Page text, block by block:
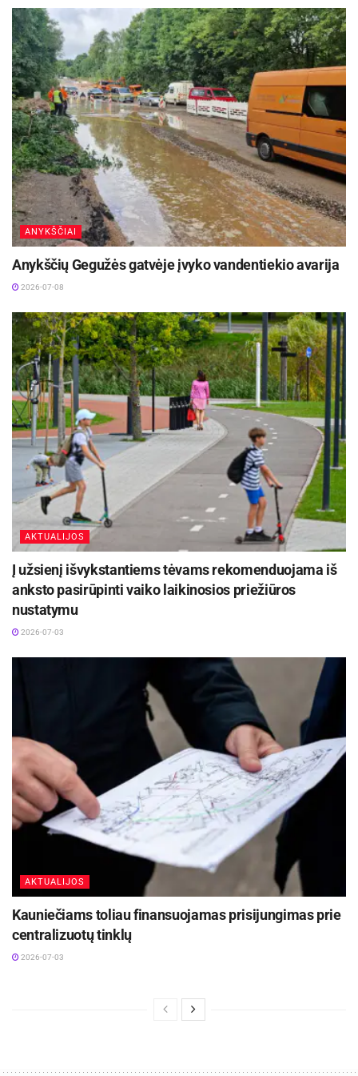
pagrindinėmis rinkomis.
Tarp ekonomikos augimo rizikų –
neapibrėžtumas dėl „Brexit“ ir Europos Sąjungos
sankcijų Rusijai.
Daugiau informacijos rasite pagal šią nuorodą:
http://www.oecd.org/eco/economicoutlook.htm
Finansų ministerijos inf.
ANYKŠČIAI
Anykščių Gegužės gatvėje įvyko vandentiekio avarija
2026-07-08
AKTUALIJOS
Į užsienį išvykstantiems tėvams rekomenduojama iš
anksto pasirūpinti vaiko laikinosios priežiūros
nustatymu
2026-07-03
AKTUALIJOS
Kauniečiams toliau finansuojamas prisijungimas prie
centralizuotų tinklų
2026-07-03